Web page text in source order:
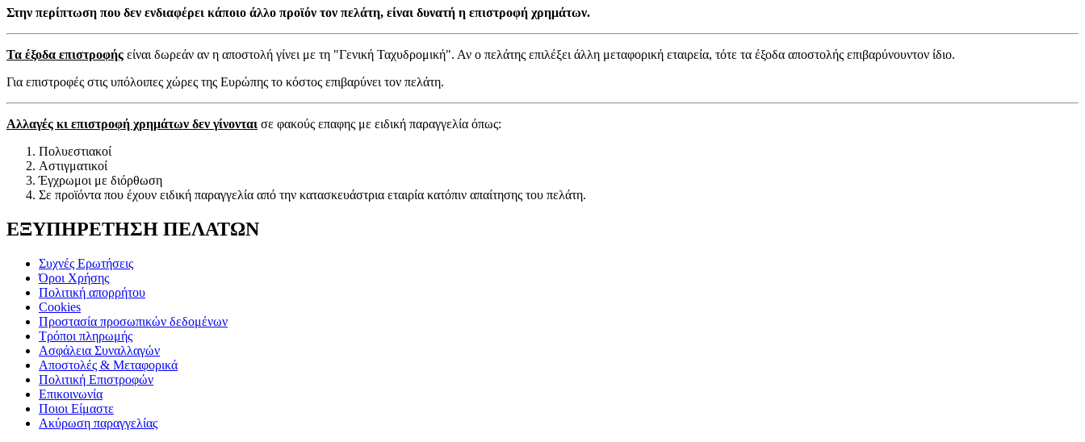
Στην περίπτωση που δεν ενδιαφέρει κάποιο άλλο προϊόν τον πελάτη, είναι δυνατή η επιστροφή χρημάτων.
Τα έξοδα επιστροφής είναι δωρεάν αν η αποστολή γίνει με τη "Γενική Ταχυδρομική". Αν ο πελάτης επιλέξει άλλη μεταφορική εταιρεία, τότε τα έξοδα αποστολής επιβαρύνουντον ίδιο.
Για επιστροφές στις υπόλοιπες χώρες της Ευρώπης το κόστος επιβαρύνει τον πελάτη.
Aλλαγές κι επιστροφή χρημάτων δεν γίνονται σε φακούς επαφης με ειδική παραγγελία όπως:
Πολυεστιακοί
Αστιγματικοί
Έγχρωμοι με διόρθωση
Σε προϊόντα που έχουν ειδική παραγγελία από την κατασκευάστρια εταιρία κατόπιν απαίτησης του πελάτη.
ΕΞΥΠΗΡΕΤΗΣΗ ΠΕΛΑΤΩΝ
Συχνές Ερωτήσεις
Όροι Χρήσης
Πολιτική απορρήτου
Cookies
Προστασία προσωπικών δεδομένων
Τρόποι πληρωμής
Ασφάλεια Συναλλαγών
Αποστολές & Μεταφορικά
Πολιτική Επιστροφών
Επικοινωνία
Ποιοι Είμαστε
Ακύρωση παραγγελίας